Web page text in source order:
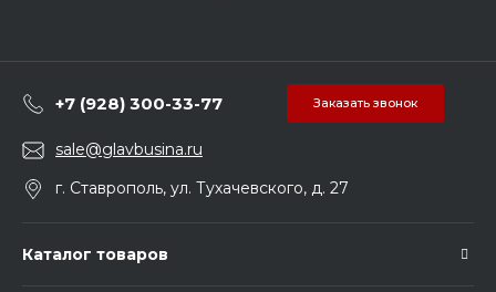
+7 (928) 300-33-77 Заказать звонок
sale@glavbusina.ru
г. Ставрополь, ул. Тухачевского, д. 27
Каталог товаров